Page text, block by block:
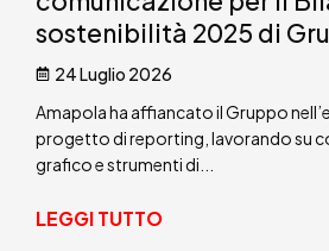
sostenibilità 2025 di
24 Luglio 2026
Amapola ha affiancato il Gruppo
progetto di reporting, lavorando su
grafico e strumenti di...
LEGGI TUTTO